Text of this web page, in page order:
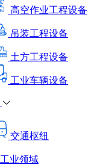
高空作业工程设备
吊装工程设备
土方工程设备
工业车辆设备
交通枢纽
工业领域